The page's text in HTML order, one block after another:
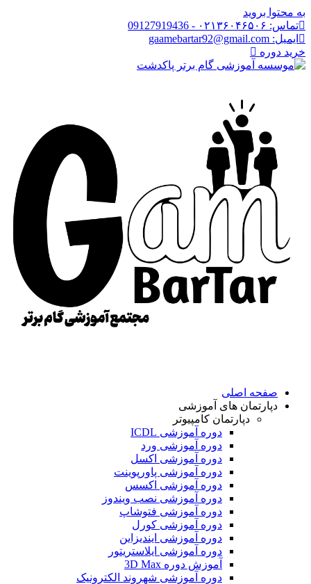
به محتوا بروید
تماس: ۰۲۱۳۶۰۴۶۵۰۶ - 09127919436
ایمیل: gaamebartar92@gmail.com
خرید دوره
صفحه اصلی
دپارتمان های آموزشی
دپارتمان کامپیوتر
دوره آموزشی ICDL
دوره آموزشی ورد
دوره آموزشی اکسل
دوره آموزشی پاورپوینت
دوره آموزشی اکسس
دوره آموزشی نصب ویندوز
دوره آموزشی فتوشاپ
دوره آموزشی کورل
دوره آموزشی ایندیزاین
دوره آموزشی ایلاستریتور
آموزش دوره 3D Max
دوره آموزشی شهروند الکترونیک